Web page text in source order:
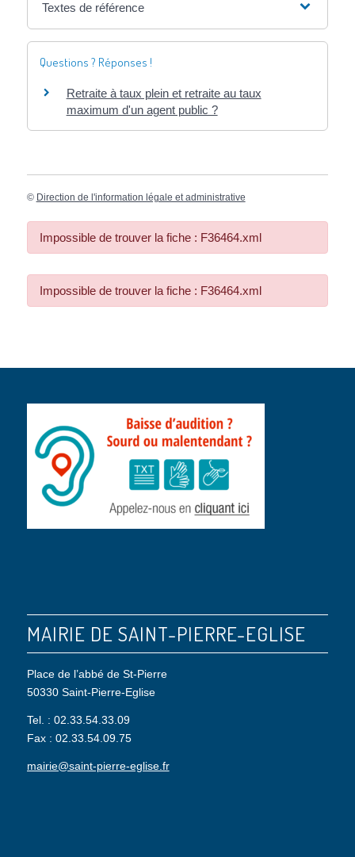
Textes de référence
Questions ? Réponses !
Retraite à taux plein et retraite au taux
maximum d'un agent public ?
© Direction de l'information légale et administrative
Impossible de trouver la fiche : F36464.xml
Impossible de trouver la fiche : F36464.xml
MAIRIE DE SAINT-PIERRE-EGLISE
Place de l’abbé de St-Pierre
50330 Saint-Pierre-Eglise
Tel. : 02.33.54.33.09
Fax : 02.33.54.09.75
mairie@saint-pierre-eglise.fr